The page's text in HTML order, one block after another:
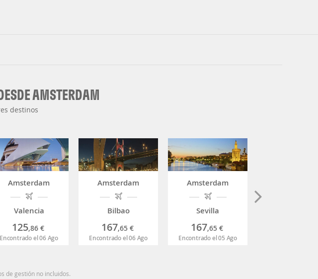
AMSTERDAM
destinos
Amsterdam
Valencia
125,86 €
Encontrado el 06 Ago
Amsterdam
Bilbao
167,65 €
Encontrado el 06 Ago
Amsterdam
Sevilla
167,65 €
Encontrado el 05 Ago
de gestión no incluidos.